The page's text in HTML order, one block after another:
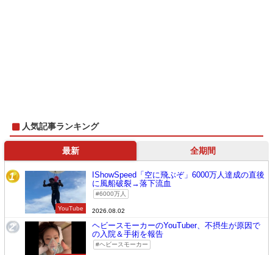
人気記事ランキング
最新 全期間
1
YouTube
IShowSpeed「空に飛ぶぞ」6000万人達成の直後
に風船破裂→落下流血
6000万人
2026.08.02
2
ヘビースモーカーのYouTuber、不摂生が原因で
の入院＆手術を報告
ヘビースモーカー